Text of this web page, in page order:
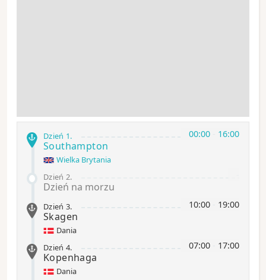
00:00 16:00
Dzień 1.
Southampton
Wielka Brytania
Dzień 2.
Dzień na morzu
10:00 19:00
Dzień 3.
Skagen
Dania
07:00 17:00
Dzień 4.
Kopenhaga
Dania